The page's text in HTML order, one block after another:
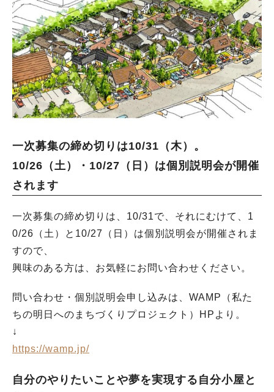
一次募集の締め切りは10/31（木）。
10/26（土）・10/27（日）は個別説明会が開催
されます
一次募集の締め切りは、10/31で、それにむけて、1
0/26（土）と10/27（日）は個別説明会が開催されま
すので、
興味のある方は、お気軽にお問い合わせください。
問い合わせ・個別説明会申し込みは、WAMP（私た
ちの明日へのまちづくりプロジェクト）HPより。
↓
https://wamp.jp/
自分のやりたいことや夢を実現する自分小屋と